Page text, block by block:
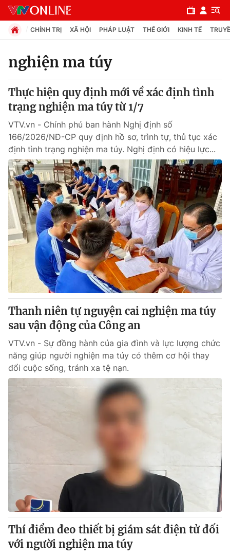
Chuyên mục
Chính trị
Xã hội
Pháp luật
Y tế
Thế giới
Tin tức
Thế giới đó đây
Câu chuyện quốc tế
Kinh tế
Tài chính
Thị trường
Góc doanh nghiệp
Dữ liệu và đời sống
Truyền hình
Phim VTV
Hậu trường
Nhân vật
Giải trí
Điện ảnh
Đời sống
Hitech Công nghệ tương lai
Thị trường
Tư vấn
Giao lưu trực tuyến
Lịch phát sóng
Chuyên mục khác
Emagazine Podcast
CHÍNH TRỊ XÃ HỘI PHÁP LUẬT THẾ GIỚI KINH TẾ
nghiện ma túy
Thực hiện quy định mới về xác định tình
trạng nghiện ma túy từ 1/7
VTV.vn - Chính phủ ban hành Nghị định số
166/2026/NĐ-CP quy định hồ sơ, trình tự, thủ tục xác
định tình trạng nghiện ma túy. Nghị định có hiệu lực...
Thanh niên tự nguyện cai nghiện ma túy
sau vận động của Công an
VTV.vn - Sự đồng hành của gia đình và lực lượng chức
năng giúp người nghiện ma túy có thêm cơ hội thay
đổi cuộc sống, tránh xa tệ nạn.
Thí điểm đeo thiết bị giám sát điện tử đối
với người nghiện ma túy